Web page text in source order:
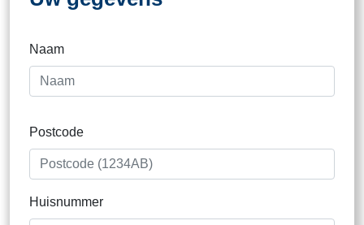
Naam
Postcode
Huisnummer